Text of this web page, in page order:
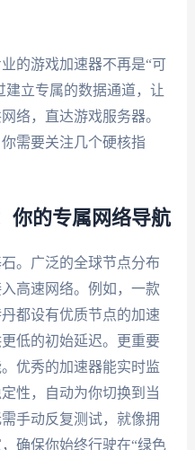
的游戏加速器不再是“可
建立专属的数据通道，让
络，直达游戏服务器。
需要关注几个硬核指
你的专属网络导航
。广泛的全球节点分布
高速网络。例如，一款
都设有优质节点的加速
低的初始延迟。更重要
优秀的加速器能实时监
性，自动为你切换到当
手动反复测试，就像拥
确保你始终行驶在“绿色